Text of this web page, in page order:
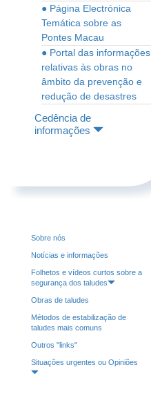
● Página Electrónica
Temática sobre as
Pontes Macau
● Portal das informações
relativas às obras no
âmbito da prevenção e
redução de desastres
Cedência de
informações
Sobre nós
Notícias e informações
Folhetos e vídeos curtos sobre a
segurança dos taludes
Obras de taludes
Métodos de estabilização de
taludes mais comuns
Outros "links"
Situações urgentes ou Opiniões